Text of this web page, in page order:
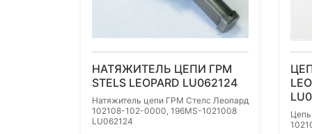
НАТЯЖИТЕЛЬ ЦЕПИ ГРМ
STELS LEOPARD LU062124
Натяжитель цепи ГРМ Стелс Леопард
102108-102-0000, 196MS-1021008
LU062124